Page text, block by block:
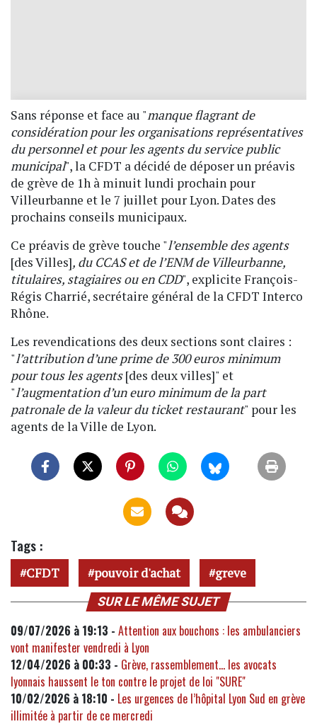
Sans réponse et face au "manque flagrant de
considération pour les organisations représentatives
du personnel et pour les agents du service public
municipal", la CFDT a décidé de déposer un préavis
de grève de 1h à minuit lundi prochain pour
Villeurbanne et le 7 juillet pour Lyon. Dates des
prochains conseils municipaux.
Ce préavis de grève touche "l’ensemble des agents
[des Villes], du CCAS et de l’ENM de Villeurbanne,
titulaires, stagiaires ou en CDD", explicite François-
Régis Charrié, secrétaire général de la CFDT Interco
Rhône.
Les revendications des deux sections sont claires :
"l’attribution d’une prime de 300 euros minimum
pour tous les agents[des deux villes]" et
"l’augmentation d’un euro minimum de la part
patronale de la valeur du ticket restaurant" pour les
agents de la Ville de Lyon.
Tags :
CFDT pouvoir d'achat greve
SUR LE MÊME SUJET
09/07/2026 à 19:13 - Attention aux bouchons : les ambulanciers
vont manifester vendredi à Lyon
12/04/2026 à 00:33 - Grève, rassemblement… les avocats
lyonnais haussent le ton contre le projet de loi "SURE"
10/02/2026 à 18:10 - Les urgences de l’hôpital Lyon Sud en grève
illimitée à partir de ce mercredi